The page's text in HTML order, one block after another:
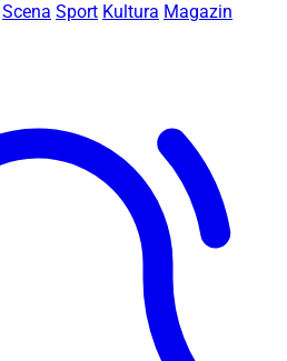
Scena Sport Kultura Magazin